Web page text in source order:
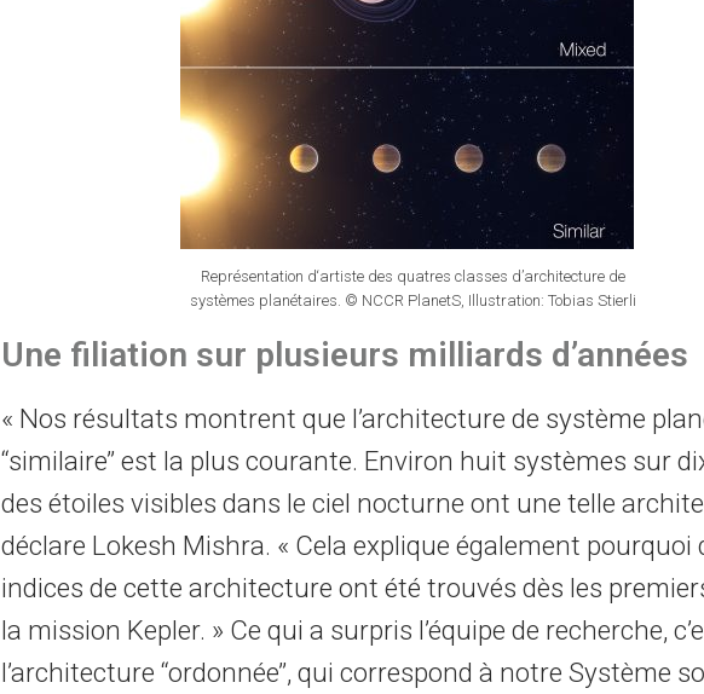
Représentation d‘artiste des quatres classes d’architecture de
systèmes planétaires. © NCCR PlanetS, Illustration: Tobias Stierli
Une filiation sur plusieurs milliards d’années
« Nos résultats montrent que l’architecture de système
‘‘similaire’’ est la plus courante. Environ huit systèmes sur
des étoiles visibles dans le ciel nocturne ont une telle
déclare Lokesh Mishra. « Cela explique également pourquoi
indices de cette architecture ont été trouvés dès les
la mission Kepler. » Ce qui a surpris l’équipe de recherche,
l’architecture ‘‘ordonnée’’, qui correspond à notre Système